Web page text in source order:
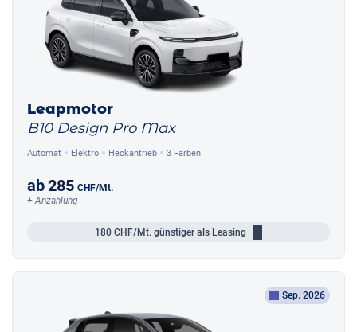
Leapmotor
B10 Design Pro Max
Automat Elektro Heckantrieb 3 Farben
ab285 CHF/Mt.
+ Anzahlung
180 CHF/Mt. günstiger als Leasing
Sep. 2026